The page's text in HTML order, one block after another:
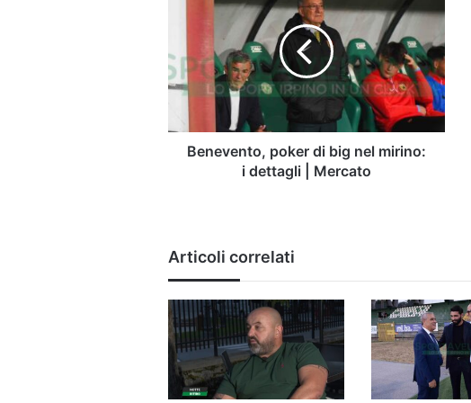
nel
mirino:
i
dettagli
|
Mercato
Benevento, poker di big nel mirino:
i dettagli | Mercato
Articoli correlati